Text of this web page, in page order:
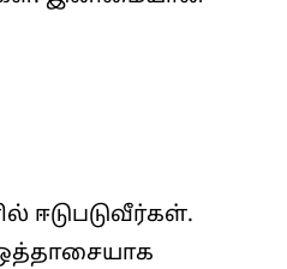
ஈடுபடுவீர்கள்.